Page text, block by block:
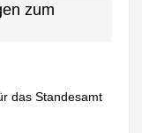
zum
das Standesamt